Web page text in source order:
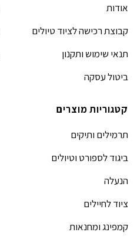
אודות
קבוצת רכישה לציוד טיולים
תנאי שימוש ותקנון
ביטול עסקה
קטגוריות מוצרים
תרמילים ותיקים
ביגוד לספורט וטיולים
הנעלה
ציוד לחיילים
קמפינג ומחנאות